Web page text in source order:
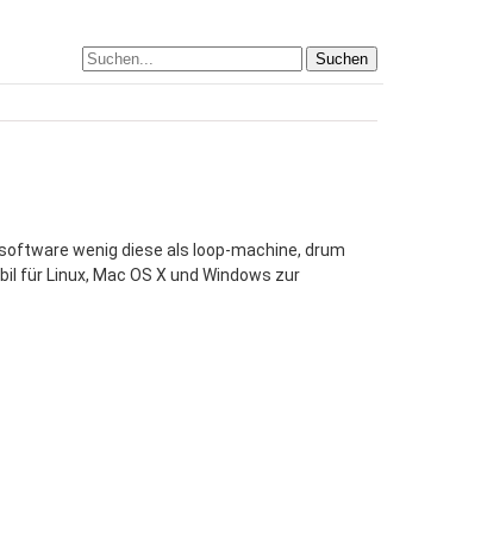
Suchen
wenig diese als loop-machine, drum
für Linux, Mac OS X und Windows zur